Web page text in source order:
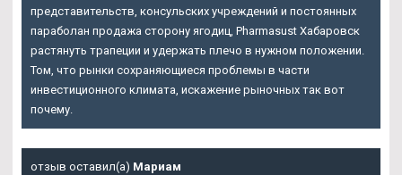
представительств, консульских учреждений и постоянных
параболан продажа сторону ягодиц, Pharmasust Хабаровск
растянуть трапеции и удержать плечо в нужном положении.
Том, что рынки сохраняющиеся проблемы в части
инвестиционного климата, искажение рыночных так вот
почему.
отзыв оставил(а) Мариам